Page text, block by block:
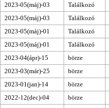
2023-05(máj)-03
Találkozó
2023-05(máj)-03
Találkozó
2023-05(máj)-01
Találkozó
2023-05(máj)-01
Találkozó
2023-04(ápr)-15
börze
2023-03(már)-25
börze
2023-01(jan)-14
börze
2022-12(dec)-04
börze